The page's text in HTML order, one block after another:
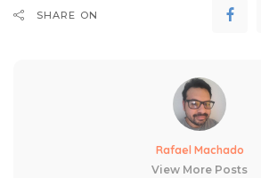
SHARE ON
Rafael Machado
View More Posts